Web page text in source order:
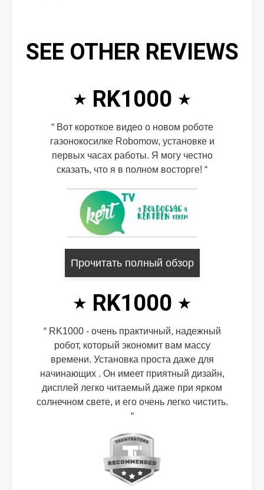
SEE OTHER REVIEWS
RK1000
Вот короткое видео о новом роботе
газонокосилке Robomow, установке и
первых часах работы. Я могу честно
сказать, что я в полном восторге!
Прочитать полный обзор
RK1000
RK1000 - очень практичный, надежный
робот, который экономит вам массу
времени. Установка проста даже для
начинающих . Он имеет приятный дизайн,
дисплей легко читаемый даже при ярком
солнечном свете, и его очень легко чистить.